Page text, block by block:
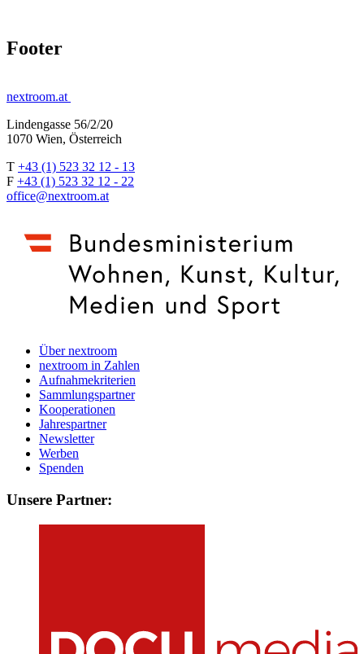
Footer
nextroom.at
Lindengasse 56/2/20
1070 Wien, Österreich
T +43 (1) 523 32 12 - 13
F +43 (1) 523 32 12 - 22
office@nextroom.at
Über nextroom
nextroom in Zahlen
Aufnahmekriterien
Sammlungspartner
Kooperationen
Jahrespartner
Newsletter
Werben
Spenden
Unsere Partner: